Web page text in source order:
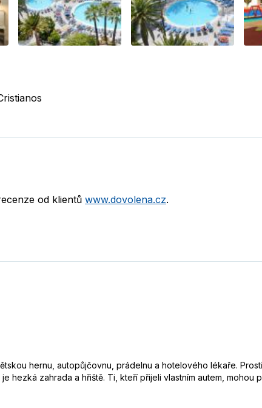
od klientů www.dovolena.cz.
hernu, autopůjčovnu, prádelnu a hotelového lékaře.
hezká zahrada a hřiště. Ti, kteří přijeli vlastním autem,